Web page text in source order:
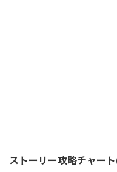
ストーリー攻略チャー